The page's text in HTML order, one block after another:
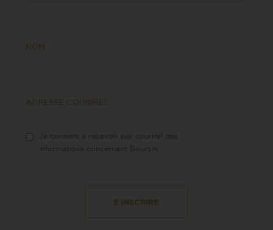
NOM
ADRESSE COURRIEL
Je consens à recevoir par courriel des
informations concernant Boursin.